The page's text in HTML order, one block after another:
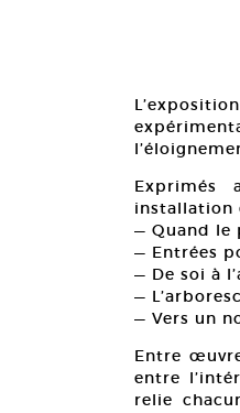
Exprimés
installation
— Quand le
— Entrées
— De soi à
—
— Vers un
Entre
entre
relie